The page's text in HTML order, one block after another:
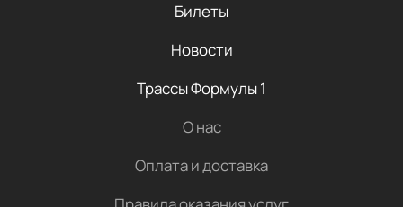
Билеты
Новости
Трассы Формулы 1
О нас
Оплата и доставка